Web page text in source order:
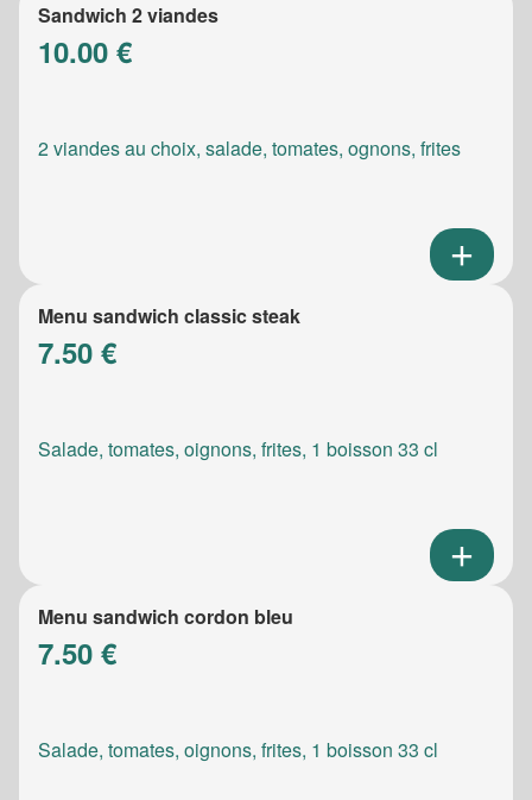
Sandwich 2 viandes
10.00 €
2 viandes au choix, salade, tomates, ognons, frites
Menu sandwich classic steak
7.50 €
Salade, tomates, oignons, frites, 1 boisson 33 cl
Menu sandwich cordon bleu
7.50 €
Salade, tomates, oignons, frites, 1 boisson 33 cl